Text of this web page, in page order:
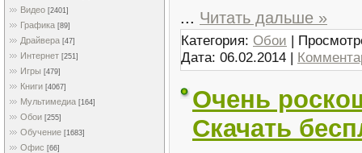
Видео [2401]
Графика [89]
Драйвера [47]
Интернет [251]
Игры [479]
Книги [4067]
Мультимедиа [164]
Обои [255]
Обучение [1683]
Офис [66]
... Читать дальше »
Категория: Обои |
Дата: 06.02.2014 |
Очень
Скачать